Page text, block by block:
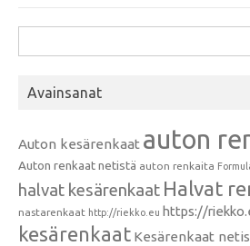
Avainsanat
Auton kesärenkaat auton
Auton renkaat netistä auton renkaita
halvat kesärenkaat Halvat
nastarenkaat http://riekko.eu https://
kesärenkaat Kesärenkaat